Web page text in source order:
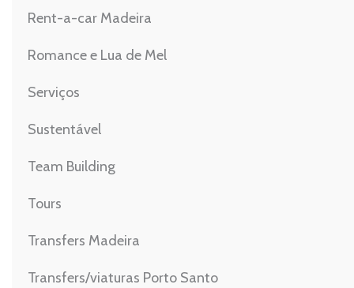
Rent-a-car Madeira
Romance e Lua de Mel
Serviços
Sustentável
Team Building
Tours
Transfers Madeira
Transfers/viaturas Porto Santo